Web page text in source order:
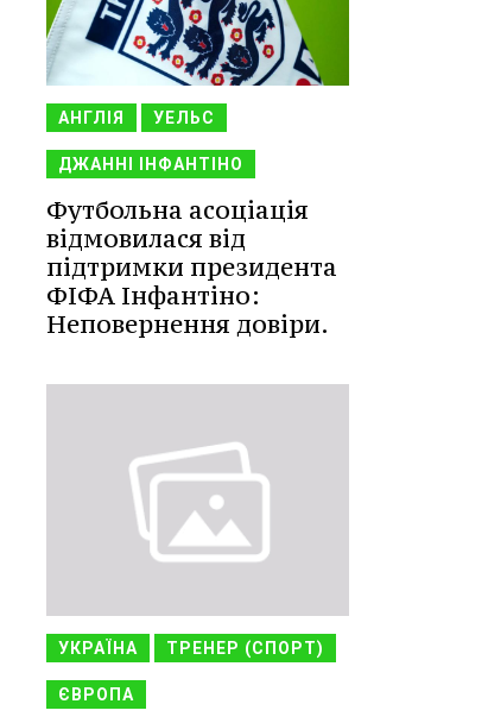
АНГЛІЯ УЕЛЬС
ДЖАННІ ІНФАНТІНО
Футбольна асоціація
відмовилася від
підтримки президента
ФІФА Інфантіно:
Неповернення довіри.
УКРАЇНА ТРЕНЕР (СПОРТ)
ЄВРОПА